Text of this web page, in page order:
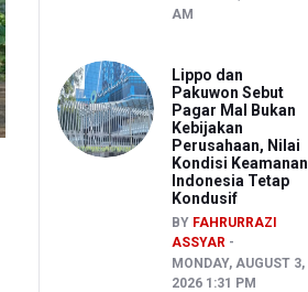
AM
Lippo dan
Pakuwon Sebut
Pagar Mal Bukan
Kebijakan
Perusahaan, Nilai
Kondisi Keamanan
Indonesia Tetap
Kondusif
BY FAHRURRAZI
ASSYAR
MONDAY, AUGUST 3,
2026 1:31 PM